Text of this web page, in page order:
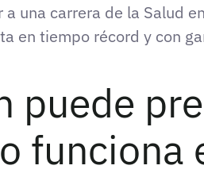
una carrera de la Salud
en tiempo récord y con
puede
funciona